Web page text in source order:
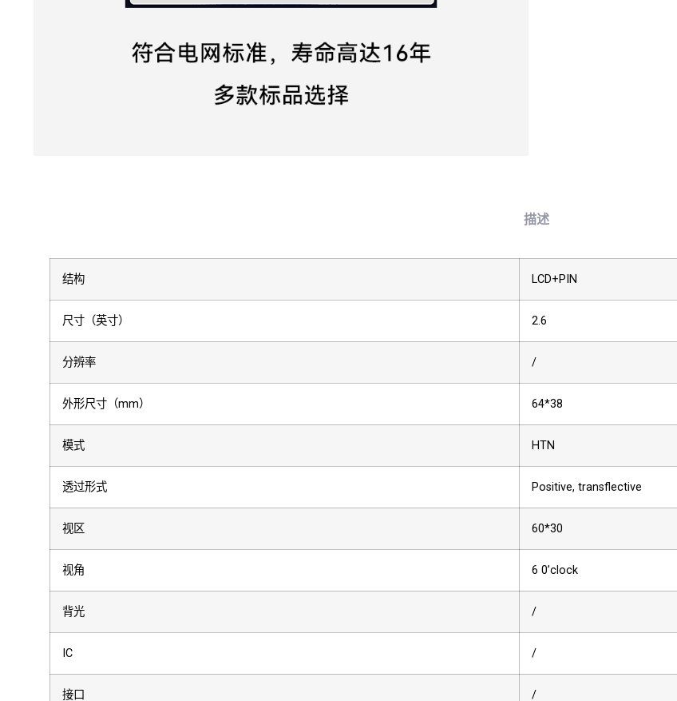
描述
结构 LCD+PIN
尺寸（英寸） 2.6
分辨率 /
外形尺寸（mm） 64*38
模式 HTN
透过形式 Positive, transflective
视区 60*30
视角 6 0’clock
背光 /
IC /
接口 /